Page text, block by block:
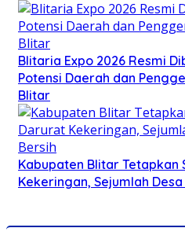
Blitaria Expo 2026 Resmi
Potensi Daerah dan
Blitar
Kabupaten Blitar Tetapkan
Kekeringan, Sejumlah